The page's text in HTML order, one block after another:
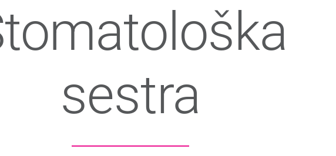
sestra